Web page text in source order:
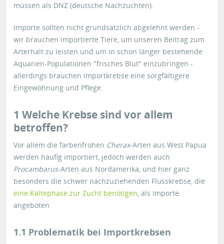
müssen als DNZ (deutsche Nachzuchten).
Importe sollten nicht grundsätzlich abgelehnt werden -
wir brauchen importierte Tiere, um unseren Beitrag zum
Arterhalt zu leisten und um in schon länger bestehende
Aquarien-Populationen "frisches Blut" einzubringen -
allerdings brauchen Importkrebse eine sorgfältigere
Eingewöhnung und Pflege.
1 Welche Krebse sind vor allem
betroffen?
Vor allem die farbenfrohen Cherax-Arten aus West Papua
werden häufig importiert, jedoch werden auch
Procambarus-Arten aus Nordamerika, und hier ganz
besonders die schwer nachzuziehenden Flusskrebse, die
eine Kältephase zur Zucht benötigen, als Importe
angeboten.
1.1 Problematik bei Importkrebsen